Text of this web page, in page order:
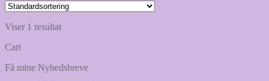
Viser 1 resultat
Cart
Få mine Nyhedsbreve